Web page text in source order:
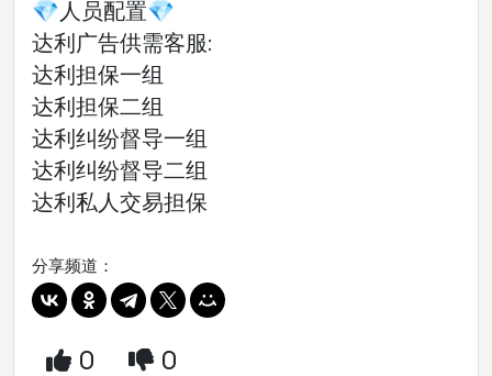
💎人员配置💎
达利广告供需客服:
达利担保一组
达利担保二组
达利纠纷督导一组
达利纠纷督导二组
达利私人交易担保
分享频道：
0 0